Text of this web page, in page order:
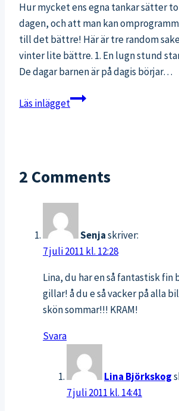
Hur mycket ens egna tankar sätter
dagen, och att man kan
till det bättre! Här är tre random
vinter lite bättre. 1. En lugn stund
De dagar barnen är på dagis börjar…
Läs inlägget3
till
2 Comments
Senjaskriver:
7 juli 2011 kl. 12:28
Lina, du har en så fantastisk fin
gillar! å du e så vacker på alla
skön sommar!!! KRAM!
Svara
Lina Björkskog
7 juli 2011 kl. 14:41